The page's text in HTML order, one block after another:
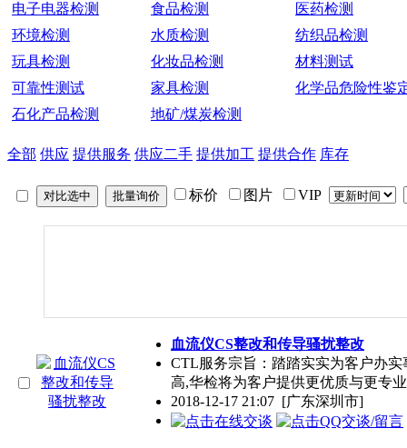
电子电器检测 食品检测
医药检测
环境检测
水质检测
纺织品检测
玩具检测
化妆品检测
材料测试
可靠性测试
家具检测
化学品危险性鉴
石化产品检测
地矿/煤炭检测
全部 供应 提供服务 供应二手 提供加工 提供合作 库存
标价 图片 VIP
血流仪CS整改和传导骚扰整改
CTL服务宗旨：踏踏实实为客户办
高,华检将为客户提供更优质与更专
2018-12-17 21:07 [广东深圳市]